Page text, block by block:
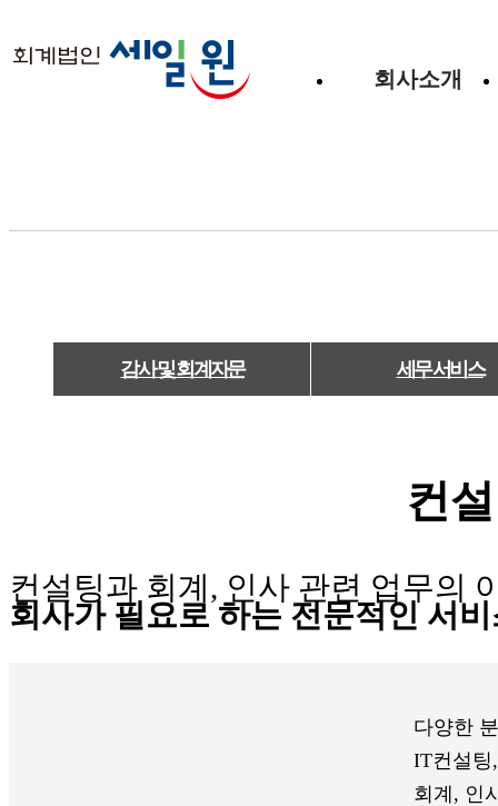
회사소개
감사 및 회계자문 세무 서비스
컨
컨설팅과 회계, 인사 관련 업무의
회사가 필요로 하는 전문적인 서
다양한
IT컨설팅
회계, 인